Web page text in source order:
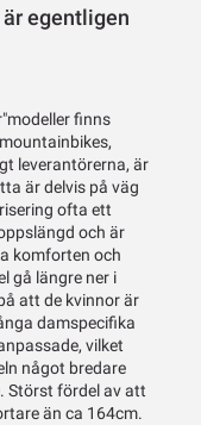
egentligen
finns
leverantörerna, är
är delvis på väg
ofta ett
och är
komforten och
gå längre ner i
att de kvinnor är
damspecifika
vilket
något bredare
Störst fördel av att
än ca 164cm.